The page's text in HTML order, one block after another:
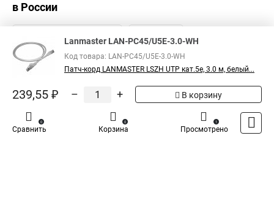
в России
Lanmaster LAN-PC45/U5E-3.0-WH
Код товара: LAN-PC45/U5E-3.0-WH
Патч-корд LANMASTER LSZH UTP кат.5e, 3.0 м, белый...
239,55 ₽ – + В корзину
Сравнить
0
Корзина
0
Просмотрено
1